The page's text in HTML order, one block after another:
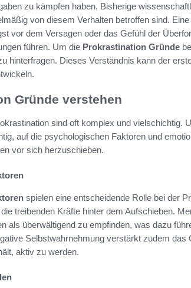
zu kämpfen haben. Bisherige
von diesem Verhalten betroffen sind.
vor dem Versagen oder das Gefühl der
führen. Um die Prokrastination Gründe
hinterfragen. Dieses Verständnis kann der
Gründe verstehen
sind oft komplex und vielschichtig.
auf die psychologischen Faktoren und
vor sich herzuschieben.
spielen eine entscheidende Rolle bei der
treibenden Kräfte hinter dem Aufschieben.
als überwältigend zu empfinden, was dazu
Selbstwahrnehmung verstärkt zudem das
aktiv zu werden.